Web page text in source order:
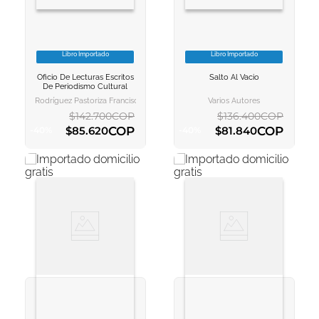
VER INFORMACION
AGREGAR AL
Libro Importado
Oficio De Lecturas Escritos
De Periodismo Cultural
Rodríguez Pastoriza Francisco
$142.700COP
$85.620COP
AGREGAR AL CARRITO
VER INFORMACION
Libro Importado
Salto Al Vacio
Varios Autores
$136.400COP
$81.840COP
AGREGAR AL CARRITO